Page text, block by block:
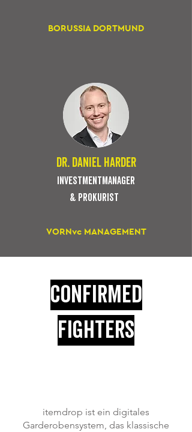
BORUSSIA DORTMUND
dr. daniel harder
Investmentmanager
& Prokurist
VORNvc MANAGEMENT
confirmed
fighters
itemdrop ist ein digitales
Garderobensystem, das klassische